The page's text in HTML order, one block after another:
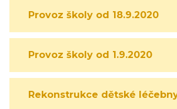
Provoz školy od 18.9.2020
Provoz školy od 1.9.2020
Rekonstrukce dětské